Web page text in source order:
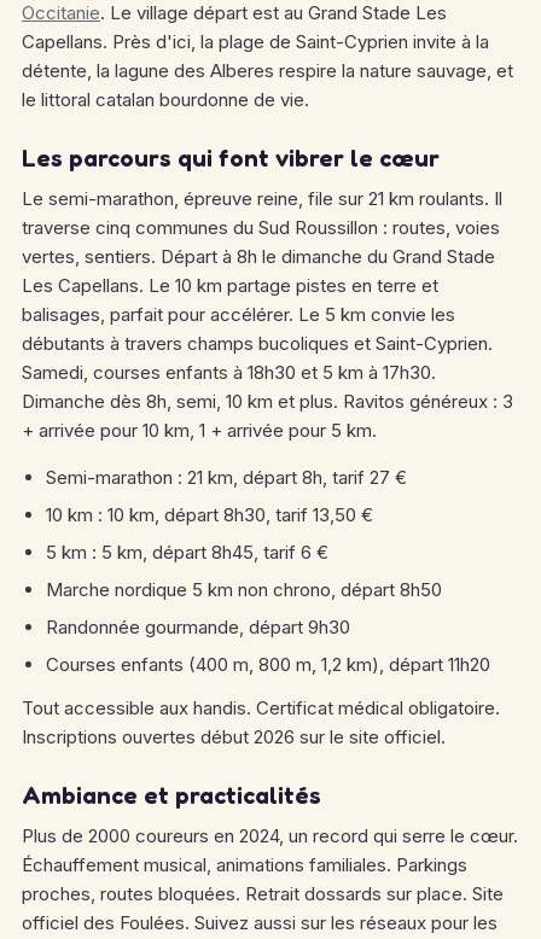
Occitanie. Le village départ est au Grand Stade Les
Capellans. Près d'ici, la plage de Saint-Cyprien invite à la
détente, la lagune des Alberes respire la nature sauvage, et
le littoral catalan bourdonne de vie.
Les parcours qui font vibrer le cœur
Le semi-marathon, épreuve reine, file sur 21 km roulants. Il
traverse cinq communes du Sud Roussillon : routes, voies
vertes, sentiers. Départ à 8h le dimanche du Grand Stade
Les Capellans. Le 10 km partage pistes en terre et
balisages, parfait pour accélérer. Le 5 km convie les
débutants à travers champs bucoliques et Saint-Cyprien.
Samedi, courses enfants à 18h30 et 5 km à 17h30.
Dimanche dès 8h, semi, 10 km et plus. Ravitos généreux : 3
+ arrivée pour 10 km, 1 + arrivée pour 5 km.
Semi-marathon : 21 km, départ 8h, tarif 27 €
10 km : 10 km, départ 8h30, tarif 13,50 €
5 km : 5 km, départ 8h45, tarif 6 €
Marche nordique 5 km non chrono, départ 8h50
Randonnée gourmande, départ 9h30
Courses enfants (400 m, 800 m, 1,2 km), départ 11h20
Tout accessible aux handis. Certificat médical obligatoire.
Inscriptions ouvertes début 2026 sur le site officiel.
Ambiance et practicalités
Plus de 2000 coureurs en 2024, un record qui serre le cœur.
Échauffement musical, animations familiales. Parkings
proches, routes bloquées. Retrait dossards sur place. Site
officiel des Foulées. Suivez aussi sur les réseaux pour les